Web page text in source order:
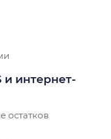
и интернет-
остатков